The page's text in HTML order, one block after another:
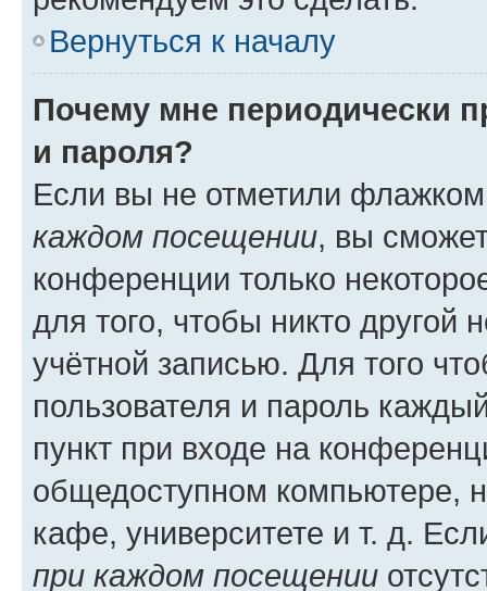
Вернуться к началу
Почему мне периодически
и пароля?
Если вы не отметили
каждом посещении, вы
конференции только
для того, чтобы никто другой
учётной записью. Для того
пользователя и пароль
пункт при входе на
общедоступном компьютере,
кафе, университете и т. д.
при каждом посещении